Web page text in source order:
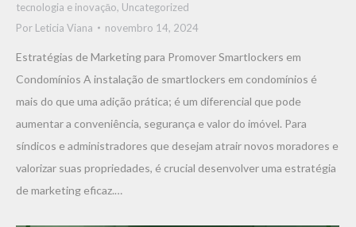
tecnologia e inovaçāo, Uncategorized
Por Leticia Viana novembro 14, 2024
Estratégias de Marketing para Promover Smartlockers em
Condomínios A instalação de smartlockers em condomínios é
mais do que uma adição prática; é um diferencial que pode
aumentar a conveniência, segurança e valor do imóvel. Para
síndicos e administradores que desejam atrair novos moradores e
valorizar suas propriedades, é crucial desenvolver uma estratégia
de marketing eficaz.…